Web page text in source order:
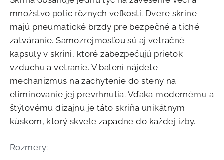
množstvo políc rôznych veľkostí. Dvere skrine
majú pneumatické brzdy pre bezpečné a tiché
zatváranie. Samozrejmosťou sú aj vetračné
kapsuly v skrini, ktoré zabezpečujú prietok
vzduchu a vetranie. V balení nájdete
mechanizmus na zachytenie do steny na
eliminovanie jej prevrhnutia. Vďaka modernému a
štýlovému dizajnu je táto skriňa unikátnym
kúskom, ktorý skvele zapadne do každej izby.
Rozmery: